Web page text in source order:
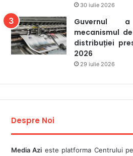
30 iulie 2026
Guvernul
mecanismul
distribuției
2026
29 iulie 2026
Despre Noi
Media Azi este platforma Centrului